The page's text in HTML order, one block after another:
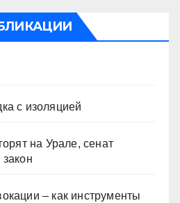
с изоляцией
на Урале, сенат
– как инструменты